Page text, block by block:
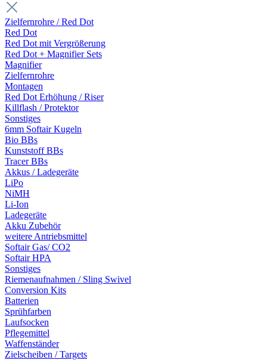
Zielfernrohre / Red Dot
Red Dot
Red Dot mit Vergrößerung
Red Dot + Magnifier Sets
Magnifier
Zielfernrohre
Montagen
Red Dot Erhöhung / Riser
Killflash / Protektor
Sonstiges
6mm Softair Kugeln
Bio BBs
Kunststoff BBs
Tracer BBs
Akkus / Ladegeräte
LiPo
NiMH
Li-Ion
Ladegeräte
Akku Zubehör
weitere Antriebsmittel
Softair Gas/ CO2
Softair HPA
Sonstiges
Riemenaufnahmen / Sling Swivel
Conversion Kits
Batterien
Sprühfarben
Laufsocken
Pflegemittel
Waffenständer
Zielscheiben / Targets